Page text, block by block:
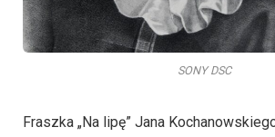
SONY DSC
Fraszka „Na lipę” Jana